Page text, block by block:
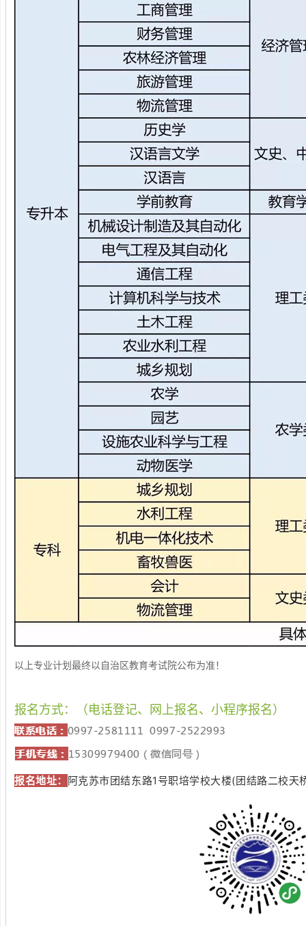
以上专业计划最终以自治区教育考试院公布为准！
报名方式：（电话登记、网上报名、小程序报名）
报名地址： 阿克苏市团结东路1号职培学校大楼(团结路二校